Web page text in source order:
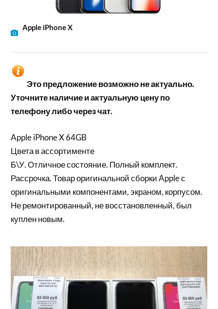
Apple iPhone X
Это предложение возможно не актуально.
Уточните наличие и актуальную цену по
телефону либо через чат.
Apple iPhone X 64GB
Цвета в ассортименте
Б\У. Отличное состояние. Полный комплект.
Рассрочка. Товар оригинальной сборки Apple с
оригинальными компонентами, экраном, корпусом.
Не ремонтированный, не восстановленный, был
куплен новым.